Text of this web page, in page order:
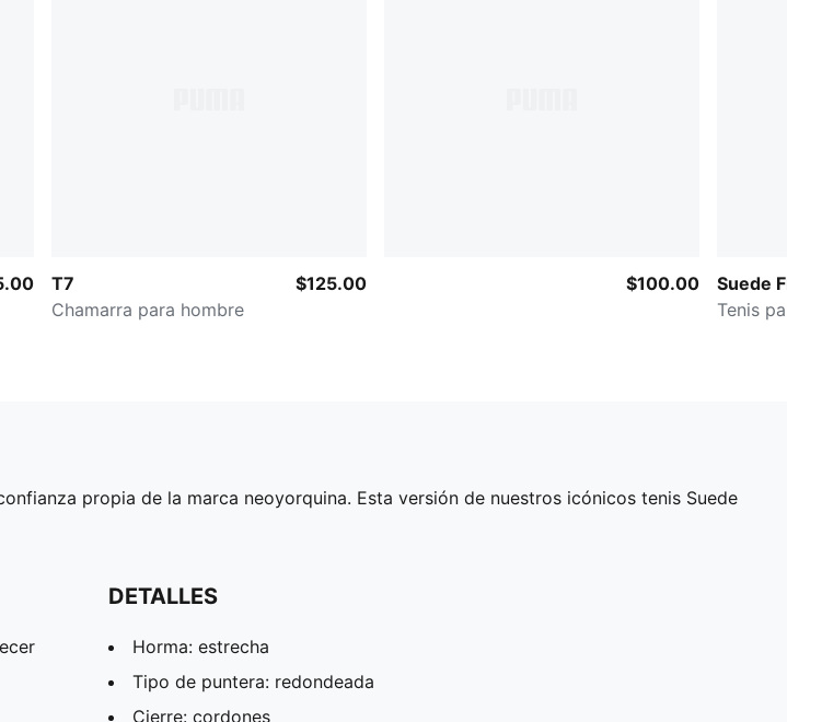
T7
Chamarra para hombre
$125.00 $100.00
Suede Flock
Tenis para
propia de la marca neoyorquina. Esta versión de nuestros icónicos tenis Suede
DETALLES
Horma: estrecha
Tipo de puntera: redondeada
Cierre: cordones